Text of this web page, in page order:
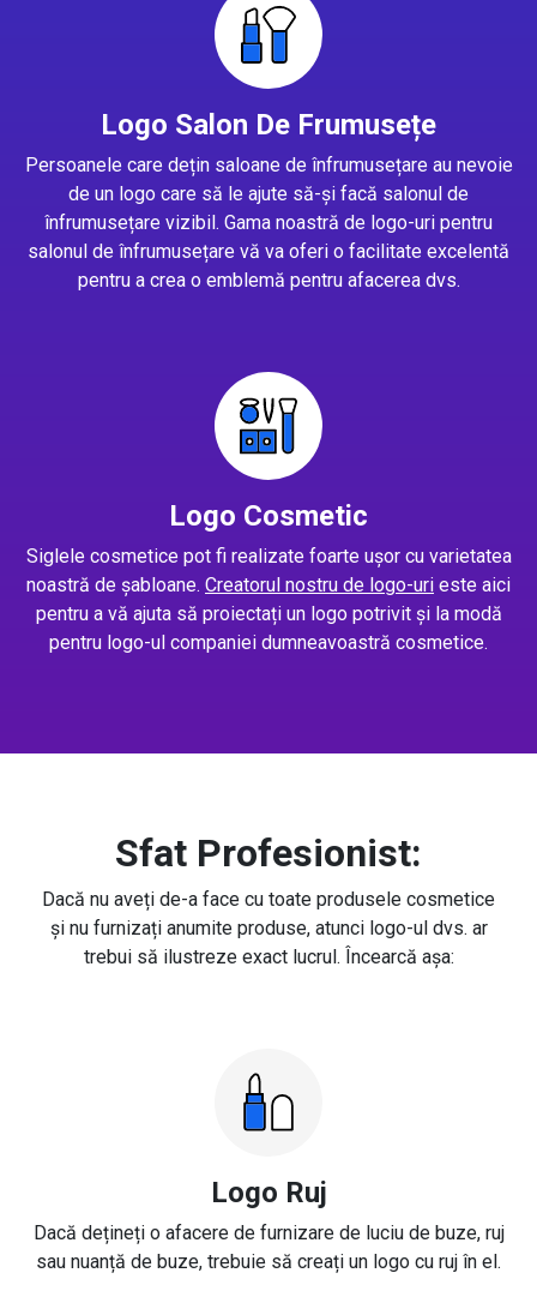
Logo Salon De Frumusețe
Persoanele care dețin saloane de înfrumusețare au nevoie
de un logo care să le ajute să-și facă salonul de
înfrumusețare vizibil. Gama noastră de logo-uri pentru
salonul de înfrumusețare vă va oferi o facilitate excelentă
pentru a crea o emblemă pentru afacerea dvs.
Logo Cosmetic
Siglele cosmetice pot fi realizate foarte ușor cu varietatea
noastră de șabloane. Creatorul nostru de logo-uri este aici
pentru a vă ajuta să proiectați un logo potrivit și la modă
pentru logo-ul companiei dumneavoastră cosmetice.
Sfat Profesionist:
Dacă nu aveți de-a face cu toate produsele cosmetice
și nu furnizați anumite produse, atunci logo-ul dvs. ar
trebui să ilustreze exact lucrul. Încearcă așa:
Logo Ruj
Dacă dețineți o afacere de furnizare de luciu de buze, ruj
sau nuanță de buze, trebuie să creați un logo cu ruj în el.